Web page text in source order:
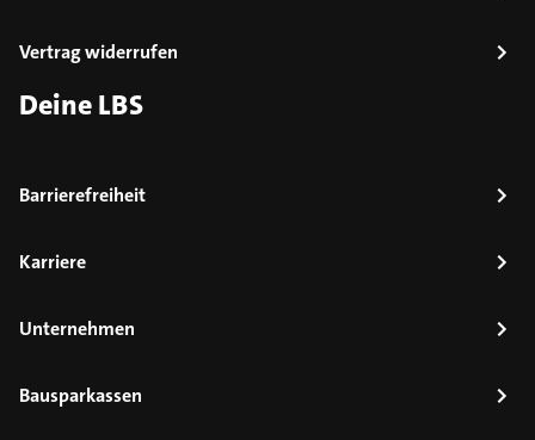
Vertrag widerrufen
Deine LBS
Barrierefreiheit
Karriere
Unternehmen
Bausparkassen